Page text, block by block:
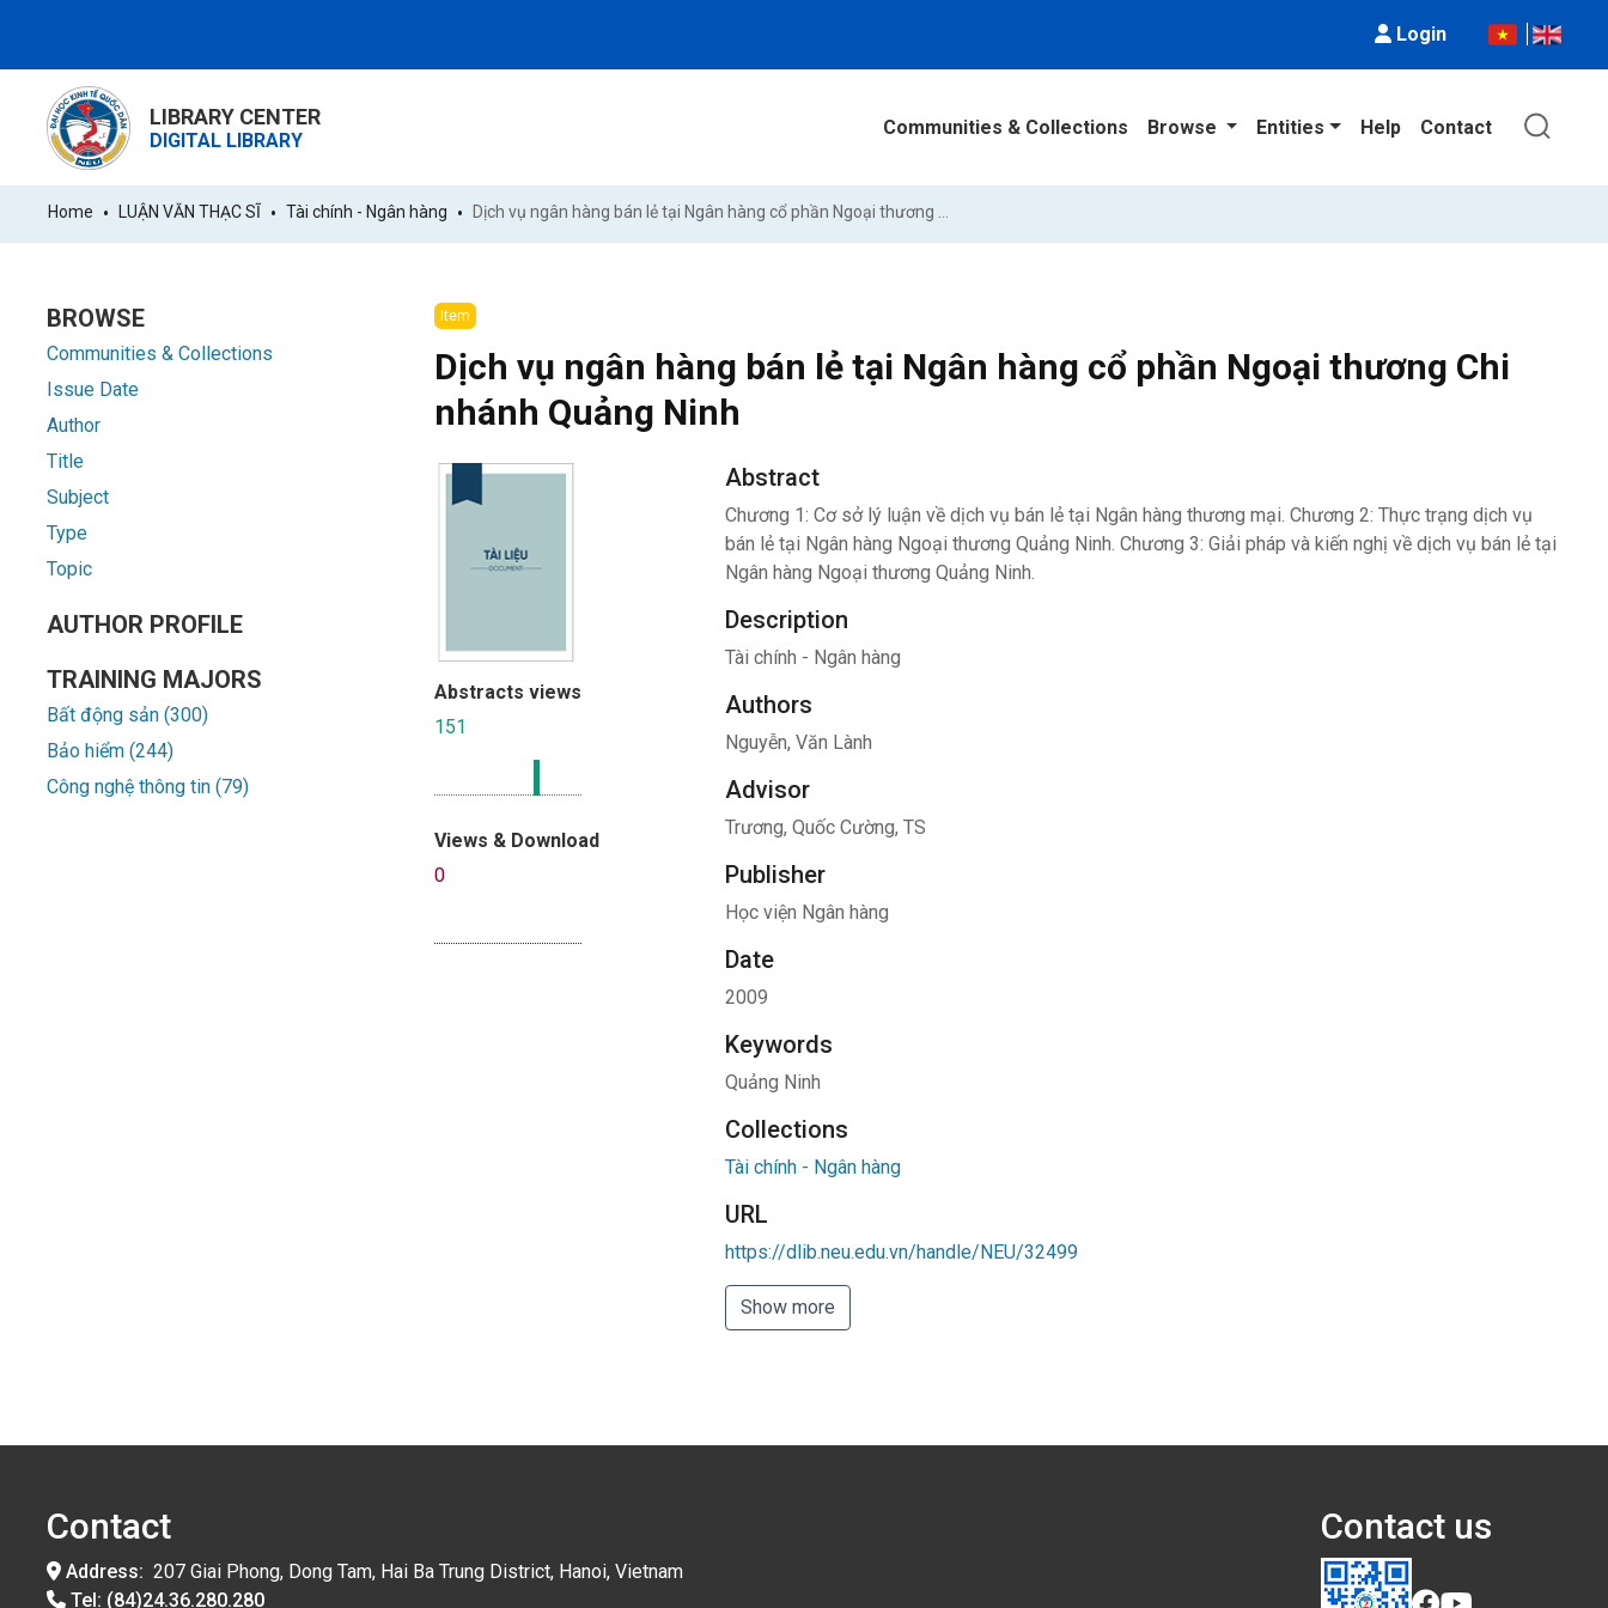
Login
LIBRARY CENTER
DIGITAL LIBRARY
Communities & Collections Browse Entities Help Contact
Home LUẬN VĂN THẠC SĨ Tài chính - Ngân hàng
BROWSE
Communities & Collections
Issue Date
Author
Title
Subject
Type
Topic
AUTHOR PROFILE
TRAINING MAJORS
Bất động sản (300)
Bảo hiểm (244)
Công nghệ thông tin (79)
Item
Dịch vụ ngân hàng bán lẻ tại Ngân hàng cổ phần Ngoại thương Chi
nhánh Quảng Ninh
Abstracts views
151
Views & Download
0
Abstract
Chương 1: Cơ sở lý luận về dịch vụ bán lẻ tại Ngân hàng thương mại. Chương 2: Thực trạng dịch vụ
bán lẻ tại Ngân hàng Ngoại thương Quảng Ninh. Chương 3: Giải pháp và kiến nghị về dịch vụ bán lẻ tại
Ngân hàng Ngoại thương Quảng Ninh.
Description
Tài chính - Ngân hàng
Authors
Nguyễn, Văn Lành
Advisor
Trương, Quốc Cường, TS
Publisher
Học viện Ngân hàng
Date
2009
Keywords
Quảng Ninh
Collections
Tài chính - Ngân hàng
URL
https://dlib.neu.edu.vn/handle/NEU/32499
Show more
Contact
Address: 207 Giai Phong, Dong Tam, Hai Ba Trung District, Hanoi, Vietnam
Tel: (84)24.36.280.280
Contact us